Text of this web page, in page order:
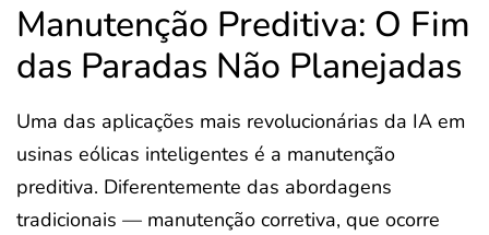
Manutenção Preditiva: O Fim
das Paradas Não Planejadas
Uma das aplicações mais revolucionárias da IA em
usinas eólicas inteligentes é a manutenção
preditiva. Diferentemente das abordagens
tradicionais — manutenção corretiva, que ocorre